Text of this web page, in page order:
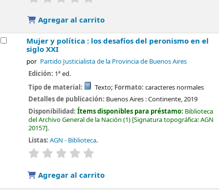
Agregar al carrito
Mujer y política : los desafíos del peronismo en el
siglo XXI
por Partido Justicialista de la Provincia de Buenos Aires
Edición: 1ª ed.
Tipo de material:
Texto; Formato: caracteres normales
Detalles de publicación: Buenos Aires :Continente,2019
Disponibilidad:Ítems disponibles para préstamo: Biblioteca
del Archivo General de la Nación (1) Signatura topográfica:AGN
20157 .
Listas: AGN - Biblioteca.
valoración
Agregar al carrito